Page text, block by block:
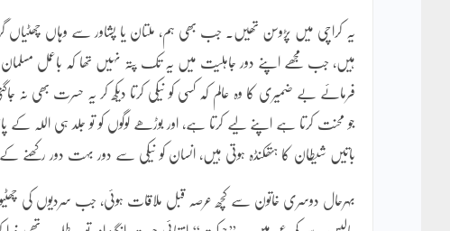
یہ کراچی میں پڑوسن تھیں۔ جب بھی ہم، ملتان یا پشاور سے وہاں چھٹیاں
ہیں، جب مجھے اپنے دور جاہلیت میں یہ تک پتہ نہیں تھا کہ باعمل مسلمان
فرمائے بے ضمیری کا وہ عالم کہ کسی کو نیکی کرتا دیکھ کر یہ حسرت بھی نہ
جو محنت کرتا ہے اپنے لیے کرتا ہے، اور بوڑھے لوگوں کو تو جلد ہی
باتیں شیطان کا ہتھکنڈہ ہوتی ہیں، انسان کو نیکی سے دور بہت دور رکھنے
بہرحال دوسری خاتون سے کچھ عرصہ قبل ملاقات ہوئی، جب سردیوں کی